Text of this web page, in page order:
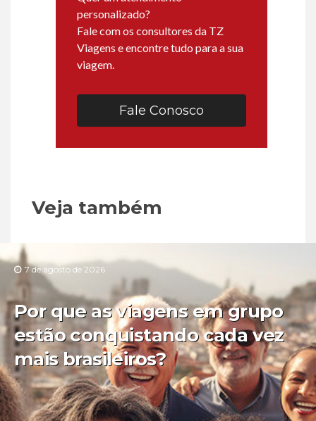
personalizado?
Fale com os consultores da TZ
Viagens e encontre tudo para a sua
viagem.
Fale Conosco
Veja também
7 de agosto de 2026
Por que as viagens em grupo
estão conquistando cada vez
mais brasileiros?